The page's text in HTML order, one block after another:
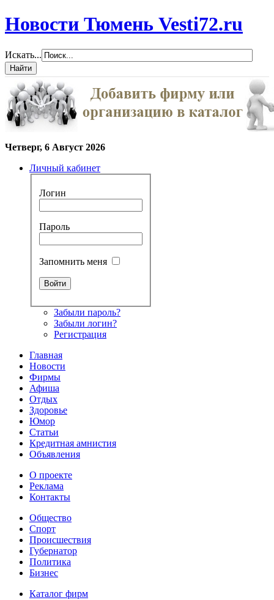
Новости Тюмень Vesti72.ru
Искать...
Четверг, 6 Август 2026
Личный кабинет
Логин
Пароль
Запомнить меня
Забыли пароль?
Забыли логин?
Регистрация
Главная
Новости
Фирмы
Афиша
Отдых
Здоровье
Юмор
Статьи
Кредитная амнистия
Объявления
О проекте
Реклама
Контакты
Общество
Спорт
Происшествия
Губернатор
Политика
Бизнес
Каталог фирм